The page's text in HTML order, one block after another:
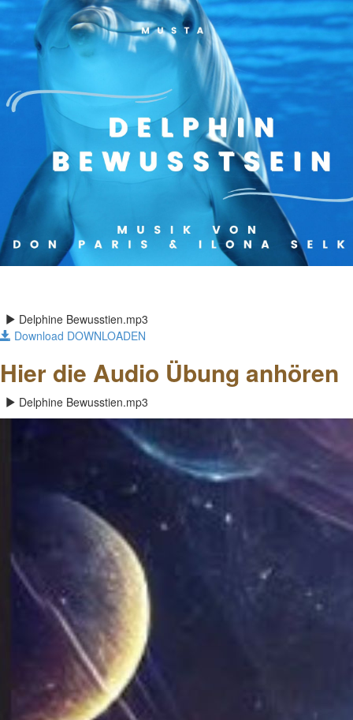
Delphine Bewusstien.mp3
Download DOWNLOADEN
Hier die Audio Übung anhören
Delphine Bewusstien.mp3